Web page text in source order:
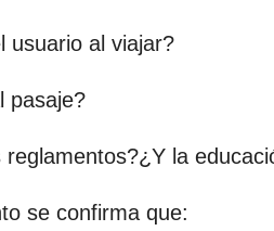
usuario al viajar?
pasaje?
la
se confirma que: